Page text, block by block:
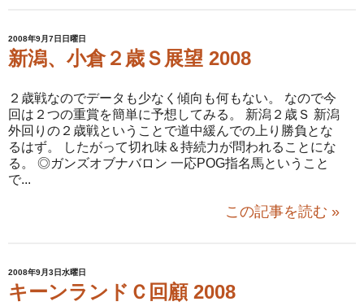
2008年9月7日日曜日
新潟、小倉２歳Ｓ展望 2008
２歳戦なのでデータも少なく傾向も何もない。 なので今
回は２つの重賞を簡単に予想してみる。 新潟２歳Ｓ 新潟
外回りの２歳戦ということで道中緩んでの上り勝負とな
るはず。 したがって切れ味＆持続力が問われることにな
る。 ◎ガンズオブナバロン 一応POG指名馬ということ
で...
この記事を読む »
2008年9月3日水曜日
キーンランドＣ回顧 2008